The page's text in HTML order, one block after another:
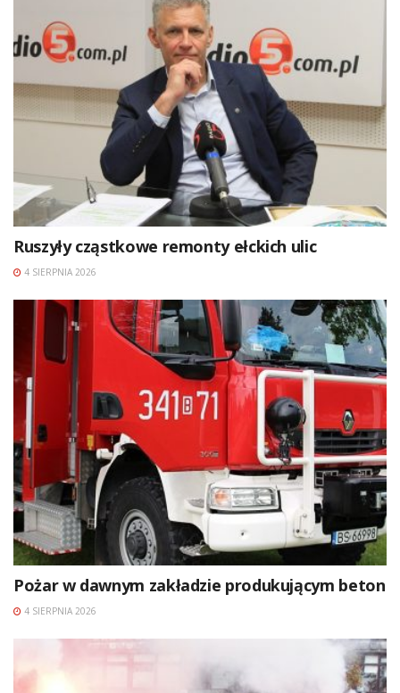
Ruszyły cząstkowe remonty ełckich ulic
4 SIERPNIA 2026
Pożar w dawnym zakładzie produkującym beton
4 SIERPNIA 2026